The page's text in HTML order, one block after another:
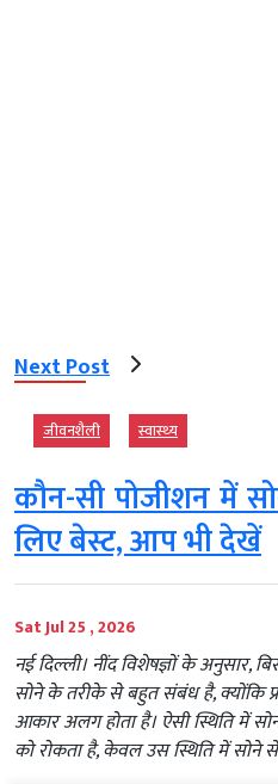
Next Post
जीवनशैली स्‍वास्‍थ्‍य
कौन-सी पोजीशन में
लिए बेस्ट, आप भी देखें
Sat Jul 25 , 2026
नई दिल्‍ली। नींद विशेषज्ञों के
सोने के तरीके से बहुत संबंध है, क्योंकि
आकार अलग होता है। ऐसी स्थिति में
को रोकता है, केवल उस स्थिति में सोने